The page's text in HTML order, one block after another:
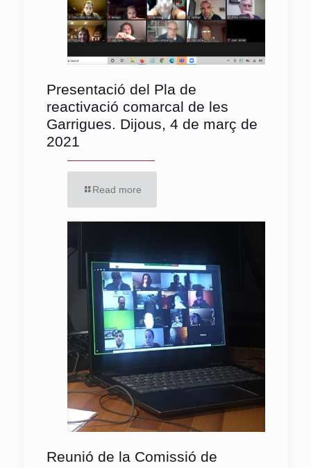
Presentació del Pla de
reactivació comarcal de les
Garrigues. Dijous, 4 de març de
2021
Read more
Reunió de la Comissió de